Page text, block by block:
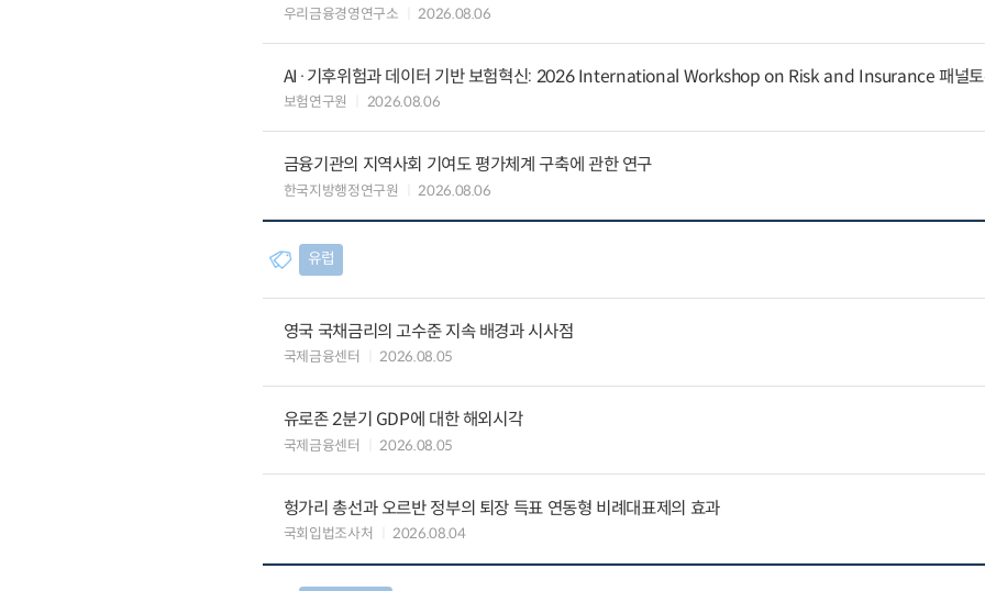
우리금융경영연구소 2026.08.06
AI·기후위험과 데이터 기반 보험혁신: 2026 International Workshop on Risk and Insurance 패널토
보험연구원 2026.08.06
금융기관의 지역사회 기여도 평가체계 구축에 관한 연구
한국지방행정연구원 2026.08.06
유럽
영국 국채금리의 고수준 지속 배경과 시사점
국제금융센터 2026.08.05
유로존 2분기 GDP에 대한 해외시각
국제금융센터 2026.08.05
헝가리 총선과 오르반 정부의 퇴장 득표 연동형 비례대표제의 효과
국회입법조사처 2026.08.04